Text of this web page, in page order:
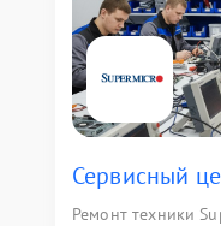
Сервисный
Ремонт техники